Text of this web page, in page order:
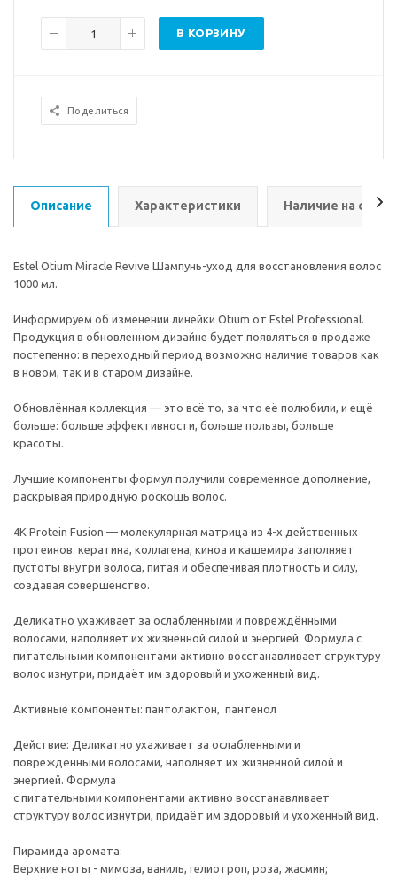
В КОРЗИНУ
Поделиться
Описание Характеристики Наличие на
Estel Otium Miracle Revive Шампунь-уход для восстановления волос
1000 мл.
Информируем об изменении линейки Otium от Estel Professional.
Продукция в обновленном дизайне будет появляться в продаже
постепенно: в переходный период возможно наличие товаров как
в новом, так и в старом дизайне.
Обновлённая коллекция — это всё то, за что её полюбили, и ещё
больше: больше эффективности, больше пользы, больше
красоты.
Лучшие компоненты формул получили современное дополнение,
раскрывая природную роскошь волос.
4K Protein Fusion — молекулярная матрица из 4-х действенных
протеинов: кератина, коллагена, киноа и кашемира заполняет
пустоты внутри волоса, питая и обеспечивая плотность и силу,
создавая совершенство.
Деликатно ухаживает за ослабленными и повреждёнными
волосами, наполняет их жизненной силой и энергией. Формула с
питательными компонентами активно восстанавливает структуру
волос изнутри, придаёт им здоровый и ухоженный вид.
Активные компоненты: пантолактон, пантенол
Действие: Деликатно ухаживает за ослабленными и
повреждёнными волосами, наполняет их жизненной силой и
энергией. Формула
с питательными компонентами активно восстанавливает
структуру волос изнутри, придаёт им здоровый и ухоженный вид.
Пирамида аромата:
Верхние ноты - мимоза, ваниль, гелиотроп, роза, жасмин;